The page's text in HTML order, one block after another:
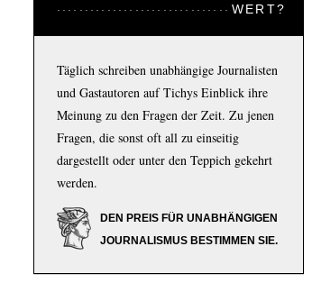
WERT?
Täglich schreiben unabhängige Journalisten
und Gastautoren auf Tichys Einblick ihre
Meinung zu den Fragen der Zeit. Zu jenen
Fragen, die sonst oft all zu einseitig
dargestellt oder unter den Teppich gekehrt
werden.
DEN PREIS FÜR UNABHÄNGIGEN
JOURNALISMUS BESTIMMEN SIE.